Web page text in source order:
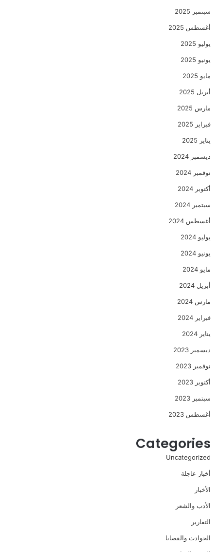
سبتمبر 2025
أغسطس 2025
يوليو 2025
يونيو 2025
مايو 2025
أبريل 2025
مارس 2025
فبراير 2025
يناير 2025
ديسمبر 2024
نوفمبر 2024
أكتوبر 2024
سبتمبر 2024
أغسطس 2024
يوليو 2024
يونيو 2024
مايو 2024
أبريل 2024
مارس 2024
فبراير 2024
يناير 2024
ديسمبر 2023
نوفمبر 2023
أكتوبر 2023
سبتمبر 2023
أغسطس 2023
Categories
Uncategorized
أخبار عاجلة
الأخبار
الأدب والشعر
التقارير
الحوادث والقضايا